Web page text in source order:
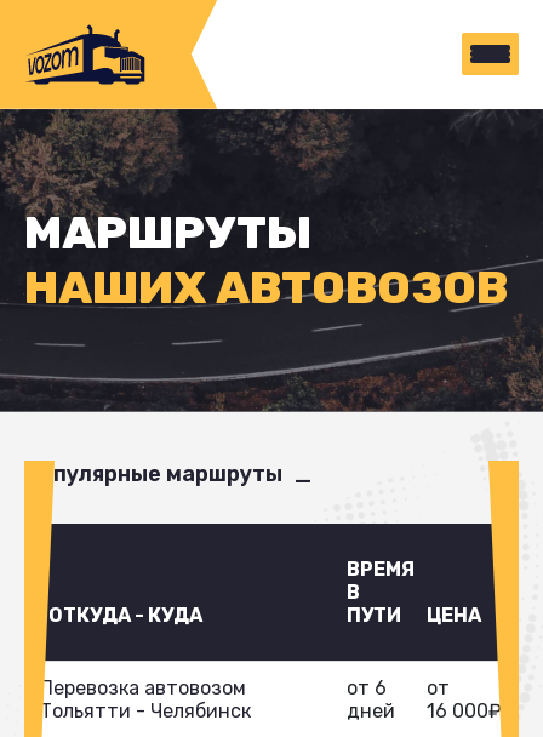
МАРШРУТЫ
НАШИХ АВТОВОЗОВ
Популярные маршруты
ОТКУДА - КУДА
ВРЕМЯ
В
ПУТИ
ЦЕНА
Перевозка автовозом
Тольятти - Челябинск
от 6
дней
от
16 000₽